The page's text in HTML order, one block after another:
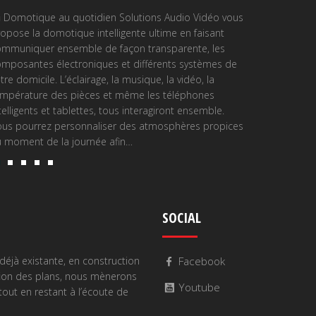
Domotique au quotidien Solutions Audio Vidéo vous
la domotique intelligente ultime en faisant
ensemble de façon transparente, les
électroniques et différents systèmes de
domicile. L’éclairage, la musique, la vidéo, la
des pièces et même les téléphones
et tablettes, tous interagiront ensemble.
pourrez personnaliser des atmosphères propices
moment de la journée afin…
existante, en construction
des plans, nous mènerons
en restant à l’écoute de
SOCIAL
Facebook
Youtube